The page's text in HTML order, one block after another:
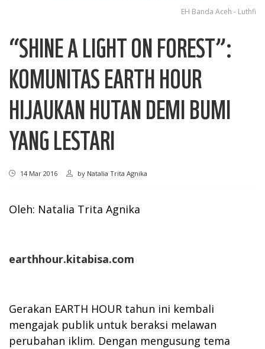
EH Banda Aceh - Luthfi
“SHINE A LIGHT ON FOREST”:
KOMUNITAS EARTH HOUR
HIJAUKAN HUTAN DEMI BUMI
YANG LESTARI
14 Mar 2016 by Natalia Trita Agnika
Oleh: Natalia Trita Agnika
earthhour.kitabisa.com
Gerakan EARTH HOUR tahun ini kembali
mengajak publik untuk beraksi melawan
perubahan iklim. Dengan mengusung tema